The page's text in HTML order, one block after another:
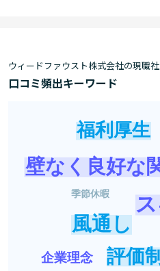
ウィードファウスト株式会社の現職
口コミ頻出キーワード
壁なく良好な
風通し
評価
福利厚生
企業理念
季節休暇